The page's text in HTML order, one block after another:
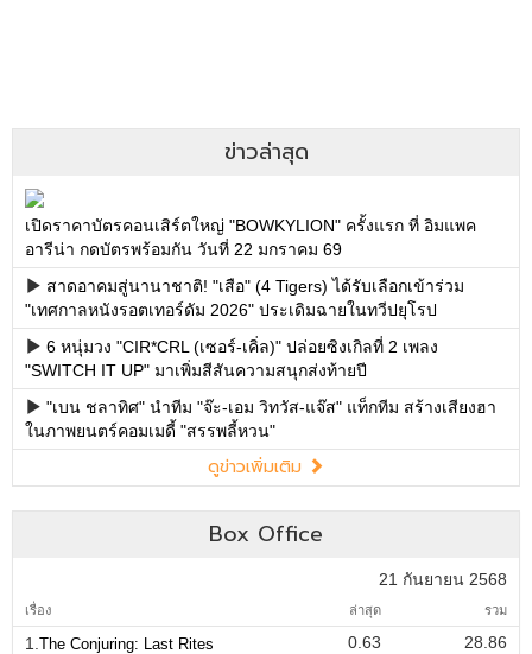
ข่าวล่าสุด
เปิดราคาบัตรคอนเสิร์ตใหญ่ "BOWKYLION" ครั้งแรก ที่ อิมแพค
อารีน่า กดบัตรพร้อมกัน วันที่ 22 มกราคม 69
สาดอาคมสู่นานาชาติ! "เสือ" (4 Tigers) ได้รับเลือกเข้าร่วม
"เทศกาลหนังรอตเทอร์ดัม 2026" ประเดิมฉายในทวีปยุโรป
6 หนุ่มวง "CIR*CRL (เซอร์-เคิ่ล)" ปล่อยซิงเกิลที่ 2 เพลง
"SWITCH IT UP" มาเพิ่มสีสันความสนุกส่งท้ายปี
"เบน ชลาทิศ" นำทีม "จ๊ะ-เอม วิทวัส-แจ๊ส" แท็กทีม สร้างเสียงฮา
ในภาพยนตร์คอมเมดี้ "สรรพลี้หวน"
ดูข่าวเพิ่มเติม
Box Office
21 กันยายน 2568
เรื่อง ล่าสุด รวม
1. The Conjuring: Last Rites 0.63
28.86